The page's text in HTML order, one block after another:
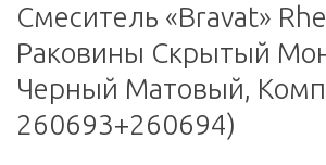
Смеситель «Bravat»
Раковины Скрытый
Черный Матовый,
260693+260694)